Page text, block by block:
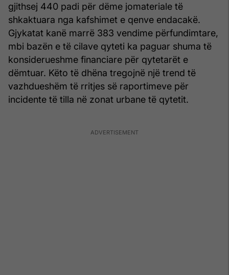
gjithsej 440 padi për dëme jomateriale të
shkaktuara nga kafshimet e qenve endacakë.
Gjykatat kanë marrë 383 vendime përfundimtare,
mbi bazën e të cilave qyteti ka paguar shuma të
konsiderueshme financiare për qytetarët e
dëmtuar. Këto të dhëna tregojnë një trend të
vazhdueshëm të rritjes së raportimeve për
incidente të tilla në zonat urbane të qytetit.